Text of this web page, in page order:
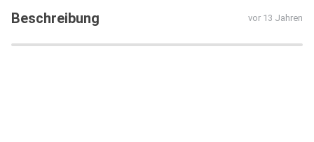
Beschreibung vor 13 Jahren